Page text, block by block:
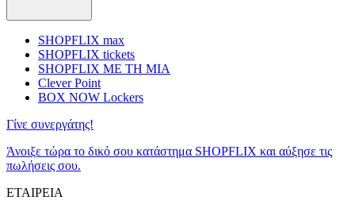
SHOPFLIX max
SHOPFLIX tickets
SHOPFLIX ΜΕ ΤΗ ΜΙΑ
Clever Point
BOX NOW Lockers
Γίνε συνεργάτης!
Άνοιξε τώρα το δικό σου κατάστημα SHOPFLIX και αύξησε τις
πωλήσεις σου.
ΕΤΑΙΡΕΙΑ